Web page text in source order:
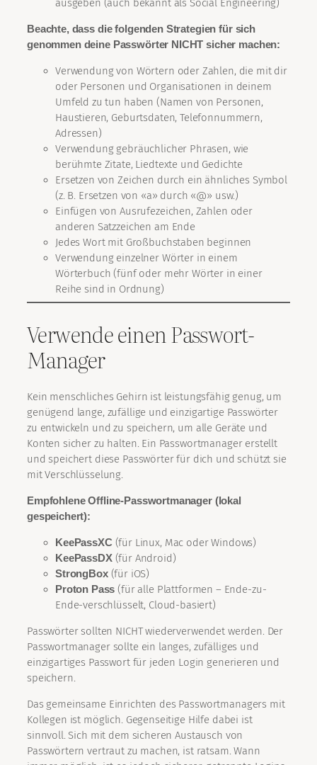
ausgeben (auch bekannt als Social Engineering)
Beachte, dass die folgenden Strategien für sich
genommen deine Passwörter NICHT sicher machen:
Verwendung von Wörtern oder Zahlen, die mit dir
oder Personen und Organisationen in deinem
Umfeld zu tun haben (Namen von Personen,
Haustieren, Geburtsdaten, Telefonnummern,
Adressen)
Verwendung gebräuchlicher Phrasen, wie
berühmte Zitate, Liedtexte und Gedichte
Ersetzen von Zeichen durch ein ähnliches Symbol
(z. B. Ersetzen von «a» durch «@» usw.)
Einfügen von Ausrufezeichen, Zahlen oder
anderen Satzzeichen am Ende
Jedes Wort mit Großbuchstaben beginnen
Verwendung einzelner Wörter in einem
Wörterbuch (fünf oder mehr Wörter in einer
Reihe sind in Ordnung)
Verwende einen Passwort-
Manager
Kein menschliches Gehirn ist leistungsfähig genug, um
genügend lange, zufällige und einzigartige Passwörter
zu entwickeln und zu speichern, um alle Geräte und
Konten sicher zu halten. Ein Passwortmanager erstellt
und speichert diese Passwörter für dich und schützt sie
mit Verschlüsselung.
Empfohlene Offline-Passwortmanager (lokal
gespeichert):
KeePassXC (für Linux, Mac oder Windows)
KeePassDX(für Android)
StrongBox(für iOS)
Proton Pass (für alle Plattformen – Ende-zu-
Ende-verschlüsselt, Cloud-basiert)
Passwörter sollten NICHT wiederverwendet werden. Der
Passwortmanager sollte ein langes, zufälliges und
einzigartiges Passwort für jeden Login generieren und
speichern.
Das gemeinsame Einrichten des Passwortmanagers mit
Kollegen ist möglich. Gegenseitige Hilfe dabei ist
sinnvoll. Sich mit dem sicheren Austausch von
Passwörtern vertraut zu machen, ist ratsam. Wann